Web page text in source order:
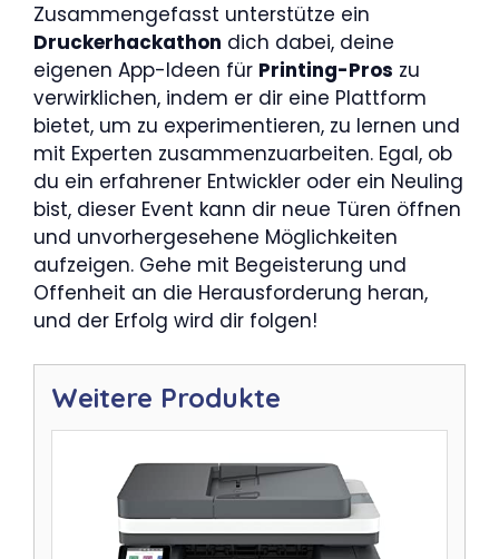
Zusammengefasst unterstütze ein
Druckerhackathon dich dabei, deine
eigenen App-Ideen für Printing-Pros zu
verwirklichen, indem er dir eine Plattform
bietet, um zu experimentieren, zu lernen und
mit Experten zusammenzuarbeiten. Egal, ob
du ein erfahrener Entwickler oder ein Neuling
bist, dieser Event kann dir neue Türen öffnen
und unvorhergesehene Möglichkeiten
aufzeigen. Gehe mit Begeisterung und
Offenheit an die Herausforderung heran,
und der Erfolg wird dir folgen!
Weitere Produkte